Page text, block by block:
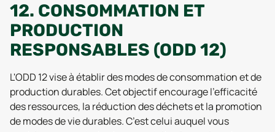
12. CONSOMMATION ET
PRODUCTION
RESPONSABLES (ODD 12)
L'ODD 12 vise à établir des modes de consommation et de
production durables. Cet objectif encourage l'efficacité
des ressources, la réduction des déchets et la promotion
de modes de vie durables. C’est celui auquel vous